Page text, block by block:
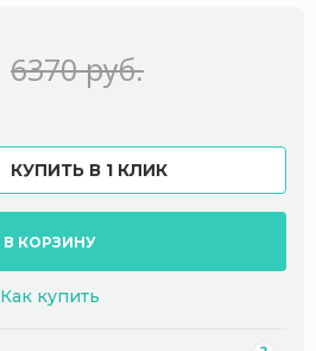
6370 руб.
КУПИТЬ В 1 КЛИК
В КОРЗИНУ
Как купить